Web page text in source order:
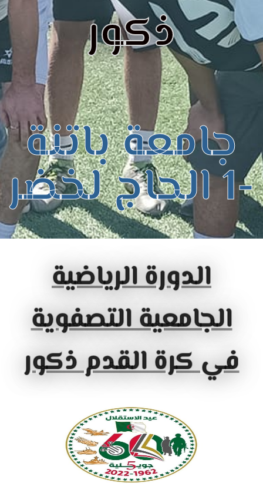
ذكور
جامعة باتنة
-1 الحاج لخضر
الدورة الرياضية
الجامعية التصفوية
في كرة القدم ذكور